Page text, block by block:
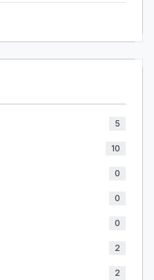
5
10
0
0
0
2
2